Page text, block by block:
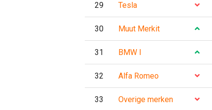
29 Tesla
30 Muut Merkit
31 BMW I
32 Alfa Romeo
33 Overige merken